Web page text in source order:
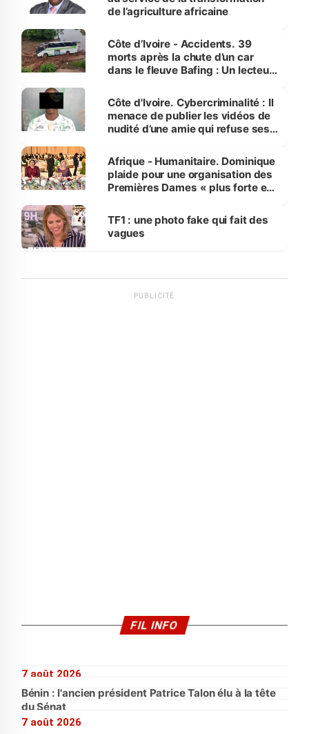
de l’agriculture africaine
Côte d’Ivoire - Accidents. 39
morts après la chute d’un car
dans le fleuve Bafing : Un lecteur
des Transports
Côte d'Ivoire. Cybercriminalité : Il
menace de publier les vidéos de
nudité d’une amie qui refuse ses
Afrique - Humanitaire. Dominique
plaide pour une organisation des
Premières Dames « plus forte et
sur la scène internationale »
TF1 : une photo fake qui fait des
vagues
PUBLICITÉ
FIL INFO
7 août 2026
Bénin : l'ancien président Patrice Talon élu à la tête
du Sénat
7 août 2026